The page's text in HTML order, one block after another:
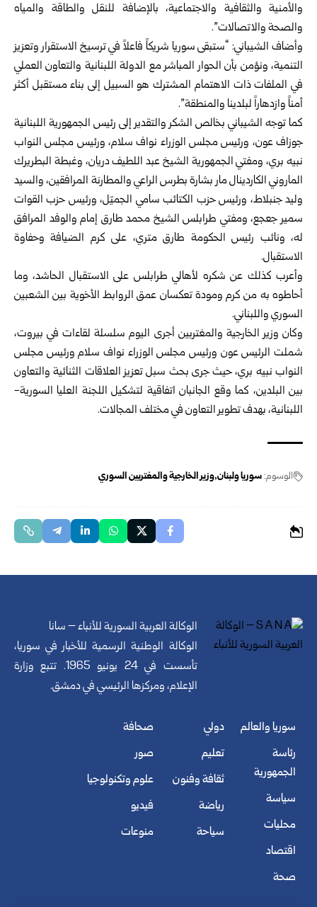
والأمنية والثقافية والاجتماعية، بالإضافة للنقل والطاقة والمياه
والصحة والاتصالات”.
وأضاف الشيباني: “ستبقى سوريا شريكاً فاعلاً في ترسيخ الاستقرار وتعزيز
التنمية، ونؤمن بأن الحوار المباشر مع الدولة اللبنانية والتعاون العملي
في الملفات ذات الاهتمام المشترك هو السبيل إلى بناء مستقبل أكثر
أمناً وازدهاراً لبلدينا والمنطقة”.
كما توجه الشيباني بخالص الشكر والتقدير إلى رئيس الجمهورية اللبنانية
جوزاف عون، ورئيس مجلس الوزراء نواف سلام، ورئيس مجلس النواب
نبيه بري، ومفتي الجمهورية الشيخ عبد اللطيف دريان، وغبطة البطريرك
الماروني الكاردينال مار بشارة بطرس الراعي والمطارنة المرافقين، والسيد
وليد جنبلاط، ورئيس حزب الكتائب سامي الجميّل، ورئيس حزب القوات
سمير جعجع، ومفتي طرابلس الشيخ محمد طارق إمام والوفد المرافق
له، ونائب رئيس الحكومة طارق متري، على كرم الضيافة وحفاوة
الاستقبال.
وأعرب كذلك عن شكره لأهالي طرابلس على الاستقبال الحاشد، وما
أحاطوه به من كرم ومودة تعكسان عمق الروابط الأخوية بين الشعبين
السوري واللبناني.
وكان وزير الخارجية والمغتربين أجرى اليوم سلسلة لقاءات في بيروت،
شملت الرئيس عون ورئيس مجلس الوزراء نواف سلام ورئيس مجلس
النواب نبيه بري، حيث جرى بحث سبل تعزيز العلاقات الثنائية والتعاون
بين البلدين، كما وقع الجانبان اتفاقية لتشكيل اللجنة العليا السورية-
اللبنانية، بهدف تطوير التعاون في مختلف المجالات.
الوسوم:سوريا ولبنان وزير الخارجية والمغتربين السوري
الوكالة العربية السورية للأنباء – سانا
الوكالة الوطنية الرسمية للأخبار في سوريا،
تأسست في 24 يونيو 1965. تتبع وزارة
الإعلام، ومركزها الرئيسي في دمشق.
سوريا والعالم
رئاسة
الجمهورية
سياسة
محليات
اقتصاد
صحة
دولي
تعليم
ثقافة وفنون
رياضة
سياحة
صحافة
صور
علوم وتكنولوجيا
فيديو
منوعات